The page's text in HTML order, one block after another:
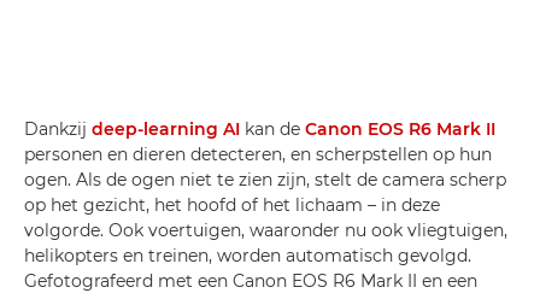
Dankzij deep-learning AI kan de Canon EOS R6 Mark II
personen en dieren detecteren, en scherpstellen op hun
ogen. Als de ogen niet te zien zijn, stelt de camera scherp
op het gezicht, het hoofd of het lichaam – in deze
volgorde. Ook voertuigen, waaronder nu ook vliegtuigen,
helikopters en treinen, worden automatisch gevolgd.
Gefotografeerd met een Canon EOS R6 Mark II en een